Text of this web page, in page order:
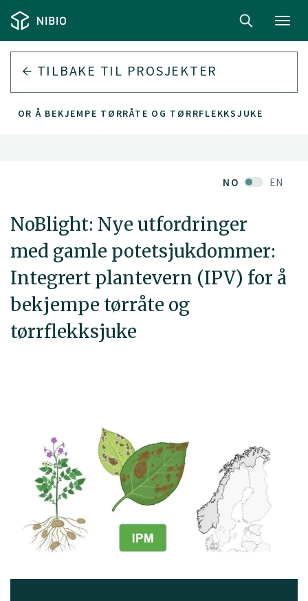
TILBAKE TIL PROSJEKTER
FOR Å BEKJEMPE TØRRÅTE OG TØRRFLEKKSJUKE
NO EN
NoBlight: Nye utfordringer
med gamle potetsjukdommer:
Integrert plantevern (IPV) for å
bekjempe tørråte og
tørrflekksjuke